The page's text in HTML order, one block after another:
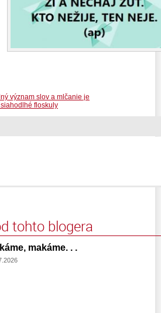
význam slov a mlčanie je
floskuly
tohto blogera
makáme. . .